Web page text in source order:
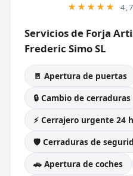
★★★★★
Servicios de Forja
Frederic Simo SL
🚪 Apertura de puertas
🔒 Cambio de cerraduras
⚡ Cerrajero urgente 24
🛡️ Cerraduras de
🚗 Apertura de coches